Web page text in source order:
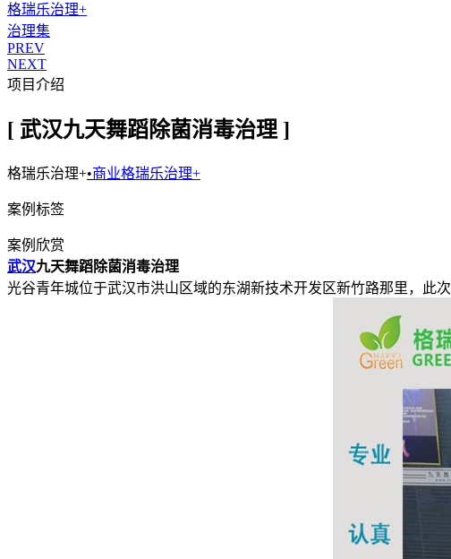
格瑞乐治理+
治理集
PREV
NEXT
项目介绍
[ 武汉九天舞蹈除菌消毒治理 ]
格瑞乐治理+•商业格瑞乐治理+
案例标签
案例欣赏
武汉九天舞蹈除菌消毒治理
光谷青年城位于武汉市洪山区域的东湖新技术开发区新竹路那里，此